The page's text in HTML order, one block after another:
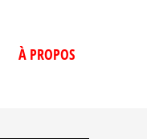
À PROPOS